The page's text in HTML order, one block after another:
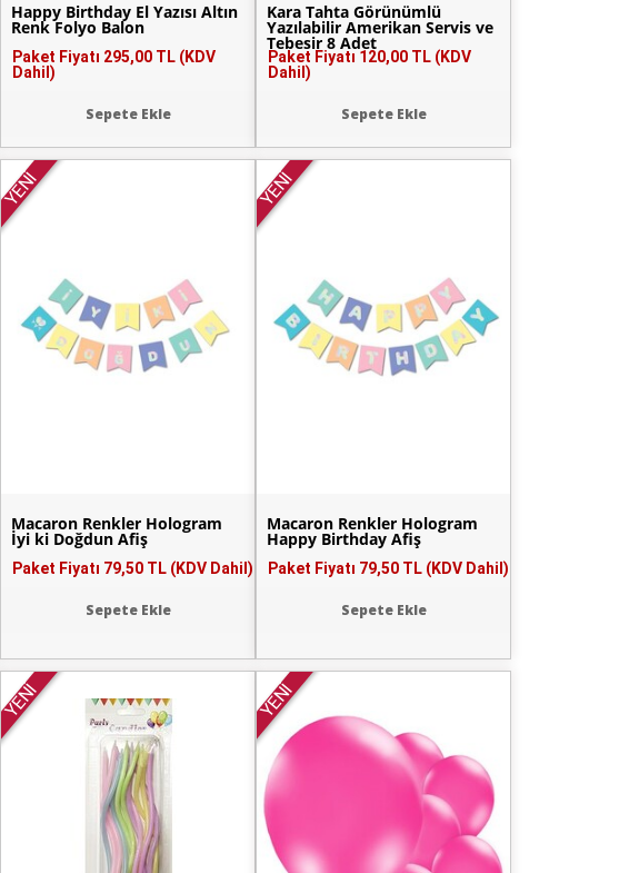
Happy Birthday El Yazısı Altın
Renk Folyo Balon
Paket Fiyatı 295,00 TL (KDV
Dahil)
Sepete Ekle
Kara Tahta Görünümlü
Yazılabilir Amerikan Servis ve
Tebeşir 8 Adet
Paket Fiyatı 120,00 TL (KDV
Dahil)
Sepete Ekle
YENİ
Macaron Renkler Hologram
İyi ki Doğdun Afiş
Paket Fiyatı 79,50 TL (KDV Dahil)
Sepete Ekle
YENİ
Macaron Renkler Hologram
Happy Birthday Afiş
Paket Fiyatı 79,50 TL (KDV Dahil)
Sepete Ekle
YENİ YENİ